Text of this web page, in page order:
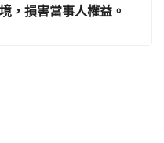
，損害當事人權益。